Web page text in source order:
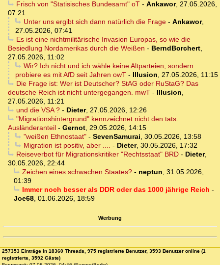
Frisch von "Statisisches Bundesamt" oT- Ankawor, 27.05.2026,
07:21
Unter uns ergibt sich dann natürlich die Frage- Ankawor,
27.05.2026, 07:41
Es ist eine nichtmilitärische Invasion Europas, so wie die
Besiedlung Nordamerikas durch die Weißen - BerndBorchert,
27.05.2026, 11:02
Wir? Ich nicht und ich wähle keine Altparteien, sondern
probiere es mit AfD seit Jahren owT - Illusion, 27.05.2026, 11:15
Die Frage ist: Wer ist Deutscher? StAG oder RuStaG? Das
deutsche Reich ist nicht untergegangen. mwT - Illusion,
27.05.2026, 11:21
und die VSA ?- Dieter, 27.05.2026, 12:26
"Migrationshintergrund" kennzeichnet nicht den tats.
Ausländeranteil - Gernot, 29.05.2026, 14:15
"weißen Ethnostaat"- SevenSamurai, 30.05.2026, 13:58
Migration ist positiv, aber .... - Dieter, 30.05.2026, 17:32
Reiseverbot für Migrationskritiker "Rechtsstaat" BRD- Dieter,
30.05.2026, 22:44
Zeichen eines schwachen Staates?- neptun, 31.05.2026,
01:39
Immer noch besser als DDR oder das 1000 jährige Reich -
Joe68, 01.06.2026, 18:59
Werbung
257353 Einträge in 18360 Threads, 975 registrierte Benutzer, 3593 Benutzer online (1
registrierte, 3592 Gäste)